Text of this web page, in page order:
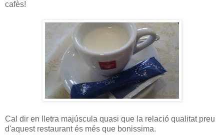
cafès!
Cal dir en lletra majúscula quasi que la relació qualitat preu
d'aquest restaurant és més que bonissima.